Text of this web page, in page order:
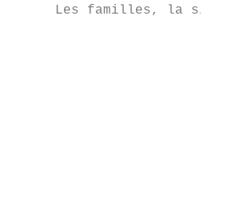
Les familles, la